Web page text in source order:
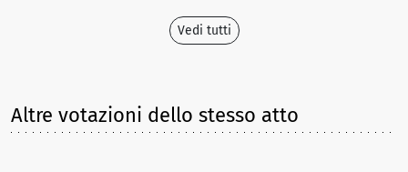
Vedi tutti
Altre votazioni dello stesso atto